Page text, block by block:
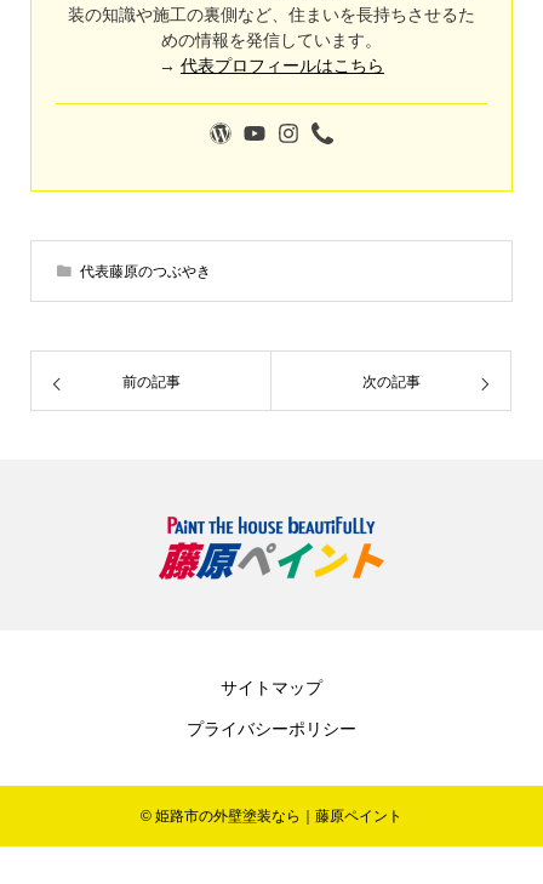
装の知識や施工の裏側など、住まいを長持ちさせるた
めの情報を発信しています。
→ 代表プロフィールはこちら
代表藤原のつぶやき
前の記事 次の記事
サイトマップ
プライバシーポリシー
© 姫路市の外壁塗装なら｜藤原ペイント